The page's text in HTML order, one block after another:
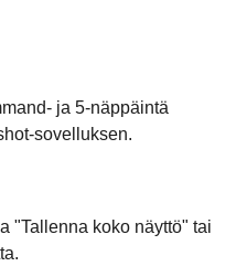
ja 5-näppäintä
sovelluksen.
"Tallenna koko näyttö" tai